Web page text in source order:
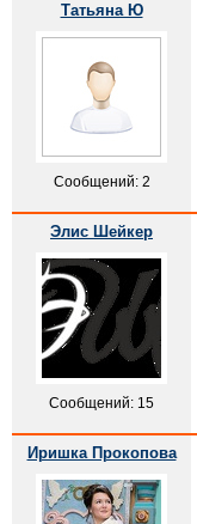
Татьяна Ю
Сообщений: 2
Элис Шейкер
Сообщений: 15
Иришка Прокопова